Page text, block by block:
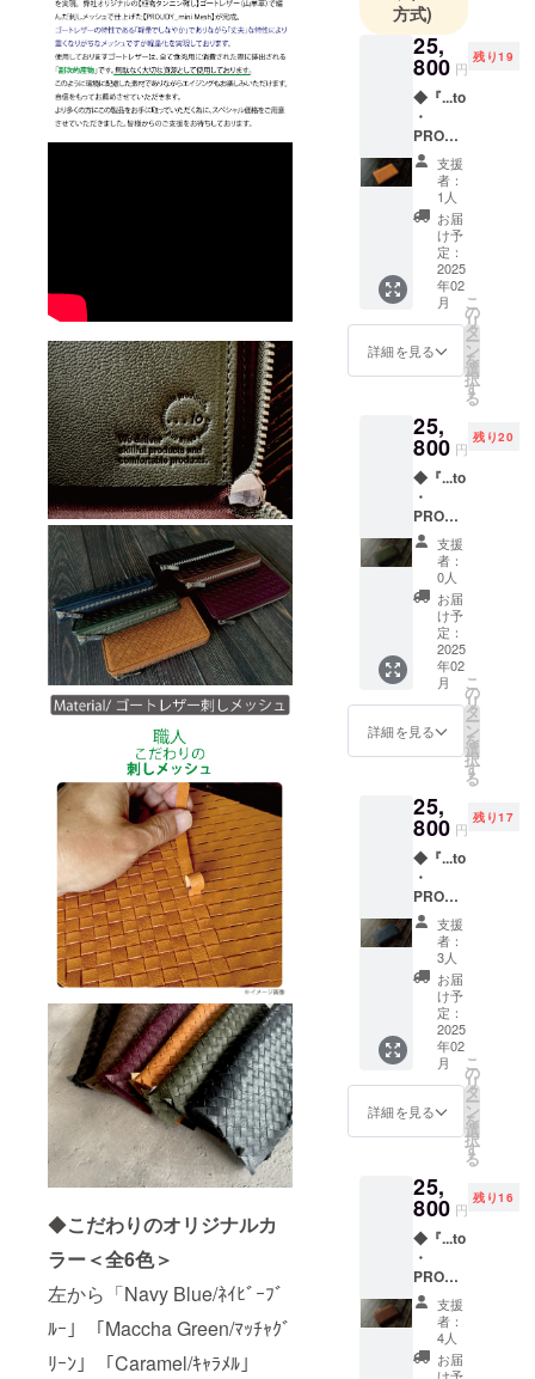
◆こだわりのオリジナルカ
ラー＜全6色＞
左から「Navy Blue/ﾈｲﾋﾞｰﾌﾞ
ﾙｰ」「Maccha Green/ﾏｯﾁｬｸﾞ
ﾘｰﾝ」「Caramel/ｷｬﾗﾒﾙ」
サンプル製
作を担当。
革小物をは
じめ様々な
雑貨のデザ
イナーを経
験したパー
トナーと
タッグを組
み、より使
いやすく、
より良い素
材、更に仕
立ての良さ
にこだわっ
さまにお届
けしたい！
この想いか
らオリジナ
ルブランド
『...to®』を
立ち上げま
した。1人で
も多くの方
に私たちの
作品をお届
の想いで、
ておりま
す。応援を
どうぞよろ
しくお願い
いたしま
す。
方式)
25,
800 円
残り19
◆『...to
・
PROUD
Y_mini
Mesh』
「Cara
mel・
キャラ
メル」1
届け予
定：
2025年
2月末頃
発送】
税・送
料込み
※一般販
売予定
価格
34,100
円(税
込・送
料込)の
製品を
先着20
名様の
み、
25,800
円で予
約購入
いただ
ン・仕
様等、
一部変
更にな
る場合
がござ
いま
す。あ
らかじ
めご了
承くだ
さい。
※多くの
ご支援
により
量産効
率が向
売価格
が販売
予定価
格より
下がる
可能性
がござ
いま
す。 ※
世界情
支援
者：
1人
お届
け予
定：
2025
年02
月
詳細を見る
こ
の
リ
タ
ー
ン
を
選
択
す
る
25,
800 円
残り20
◆『...to
・
PROUD
Y_mini
Mesh』
「Macc
Green
・マッ
チャグ
リー
ン」1個
【お届
け予
定：
2月末頃
発送】
※消費
税・送
料込み
※一般販
売予定
価格
34,100
円(税
込・送
料込)の
製品を
先着20
名様の
み、
25,800
けま
す。 ※
デザイ
ン・仕
様等、
一部変
更にな
る場合
がござ
いま
支援
者：
0人
お届
け予
定：
2025
年02
月
詳細を見る
こ
の
リ
タ
ー
ン
を
選
択
す
る
25,
800 円
残り17
◆『...to
・
PROUD
Y_mini
Mesh』
「Navy
Blue・
ネイ
ビーブ
ルー」1
届け予
定：
2025年
2月末頃
※消費
税・送
料込み
※一般販
売予定
価格
34,100
円(税
込・送
料込)の
製品を
支援
者：
3人
お届
け予
定：
2025
年02
月
詳細を見る
こ
の
リ
タ
ー
ン
を
選
択
す
る
25,
800 円
残り16
◆『...to
・
PROUD
Y_mini
Mesh』
「Moca
・モ
支援
者：
4人
お届